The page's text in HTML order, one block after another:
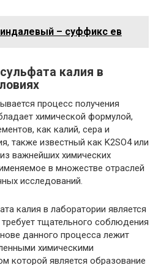
– суффикс ев
калия в
процесс получения
химической формулой,
как калий, сера и
также известный как K2SO4 или
важнейших химических
в множестве отраслей
исследований.
калия в лаборатории является
тщательного соблюдения
данного процесса лежит
химическими
которой является образование